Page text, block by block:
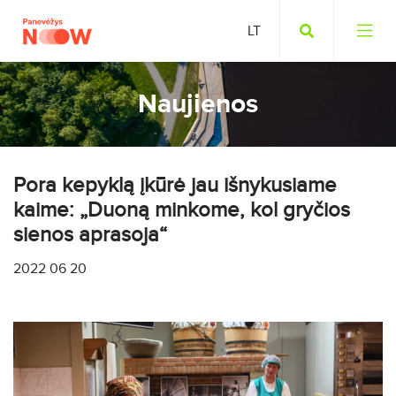
Naujienos
Pora kepyklą įkūrė jau išnykusiame
kaime: „Duoną minkome, kol gryčios
sienos aprasoja“
2022 06 20